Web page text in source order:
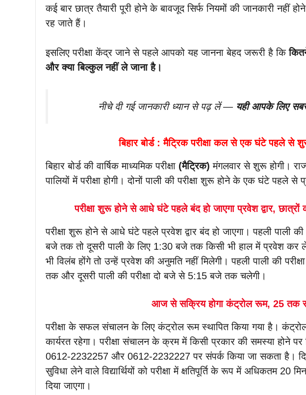
कई बार छात्र तैयारी पूरी होने के बावजूद सिर्फ नियमों की जानकारी नहीं
रह जाते हैं।
इसलिए परीक्षा केंद्र जाने से पहले आपको यह जानना बेहद जरूरी है कि
और क्या बिल्कुल नहीं ले जाना है।
नीचे दी गई जानकारी ध्यान से पढ़ लें — यही आपके लिए
बिहार बोर्ड : मैट्रिक परीक्षा कल से एक घंटे पहले से
बिहार बोर्ड की वार्षिक माध्यमिक परीक्षा (मैट्रिक) मंगलवार से शुरू होगी।
पालियों में परीक्षा होगी। दोनों पाली की परीक्षा शुरू होने के एक घंटे पहले से
परीक्षा शुरू होने से आधे घंटे पहले बंद हो जाएगा प्रवेश द्वार, छात्रों
परीक्षा शुरू होने से आधे घंटे पहले प्रवेश द्वार बंद हो जाएगा। पहली पाली की
बजे तक तो दूसरी पाली के लिए 1:30 बजे तक किसी भी हाल में प्रवेश कर लेना
भी विलंब होंगे तो उन्हें प्रवेश की अनुमति नहीं मिलेगी। पहली पाली की
तक और दूसरी पाली की परीक्षा दो बजे से 5:15 बजे तक चलेगी।
आज से सक्रिय होगा कंट्रोल रूम, 25 तक
परीक्षा के सफल संचालन के लिए कंट्रोल रूम स्थापित किया गया है।
कार्यरत रहेगा। परीक्षा संचालन के क्रम में किसी प्रकार की समस्या होने
0612-2232257 और 0612-2232227 पर संपर्क किया जा सकता है।
सुविधा लेने वाले विद्यार्थियों को परीक्षा में क्षतिपूर्ति के रूप में अधिकतम 20
दिया जाएगा।